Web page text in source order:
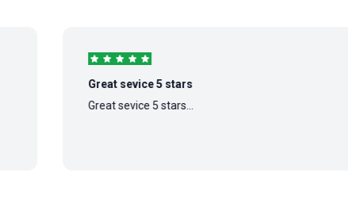
Great sevice 5 stars
Great sevice 5 stars...